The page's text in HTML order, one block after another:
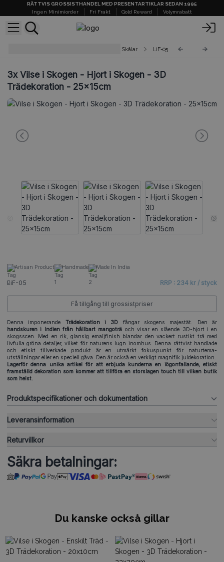
RÄTTVIS GROSSISTHANDEL MED PRESENTARTIKLAR SEDAN 1995
Ingen Minimiorder
Fri Frakt Gold Reward Volymrabatt
Vilse i Skogen - Trädekorationer & Skålar LiF-05
3xVilse i Skogen - Hjort i Skogen - 3D
Trädekoration - 25x15cm
Artisan Product Handmade Made In India
LiF-05 RRP : 234 kr / styck
Få tillgång till grossistpriser
Denna imponerande Trädekoration i 3D fångar skogens majestät. Den är
handskuren i Indien från hållbart mangoträ och visar en slående 3D-hjort i en
skogsscen. Med en rik, glansig emaljfinish blandar den vackert rustikt trä med
livfulla gröna detaljer, vilket för naturens lugn inomhus. Denna rättvist handlade
och etiskt tillverkade produkt är en utmärkt fokuspunkt för naturtema-
utställningar eller en speciell gåva. Den är också en verkligt magnifik juldekoration.
Lagerför denna unika artikel för att erbjuda kunderna en iögonfallande, etiskt
framställd dekoration som kommer att tillföra en storslagen touch till vilken butik
som helst.
Produktspecifikationer och dokumentation
Leveransinformation
Returvillkor
Säkra betalningar:
Du kanske också gillar